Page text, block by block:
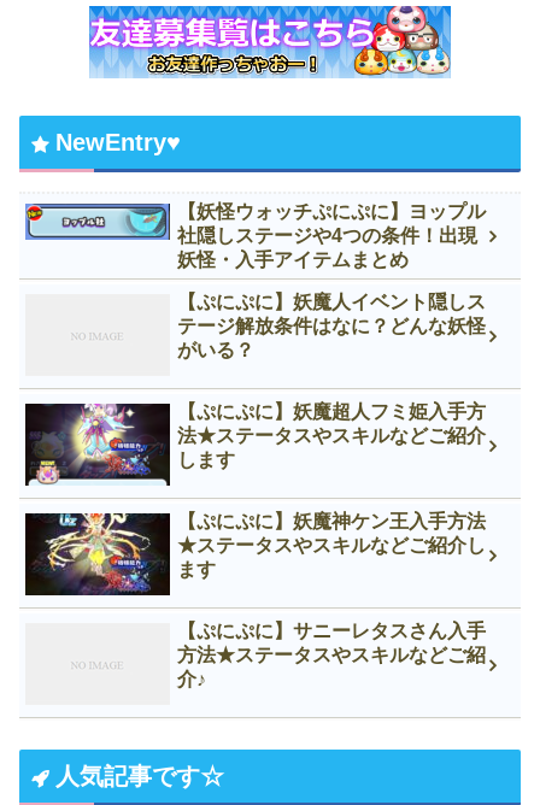
NewEntry♥
【妖怪ウォッチぷにぷに】ヨップル
社隠しステージや4つの条件！出現
妖怪・入手アイテムまとめ
【ぷにぷに】妖魔人イベント隠しス
テージ解放条件はなに？どんな妖怪
がいる？
【ぷにぷに】妖魔超人フミ姫入手方
法★ステータスやスキルなどご紹介
します
【ぷにぷに】妖魔神ケン王入手方法
★ステータスやスキルなどご紹介し
ます
【ぷにぷに】サニーレタスさん入手
方法★ステータスやスキルなどご紹
介♪
人気記事です☆